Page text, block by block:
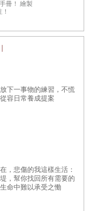
但通常沒太放在心
問，啟發我開始研究
作你的話，會如何解
還剩幾年可活，應
冊！ 繪製
下一事物的練習，不慌
容日常養成提案
，悲傷的我這樣生活：
，幫你找回所有需要的
命中難以承受之慟